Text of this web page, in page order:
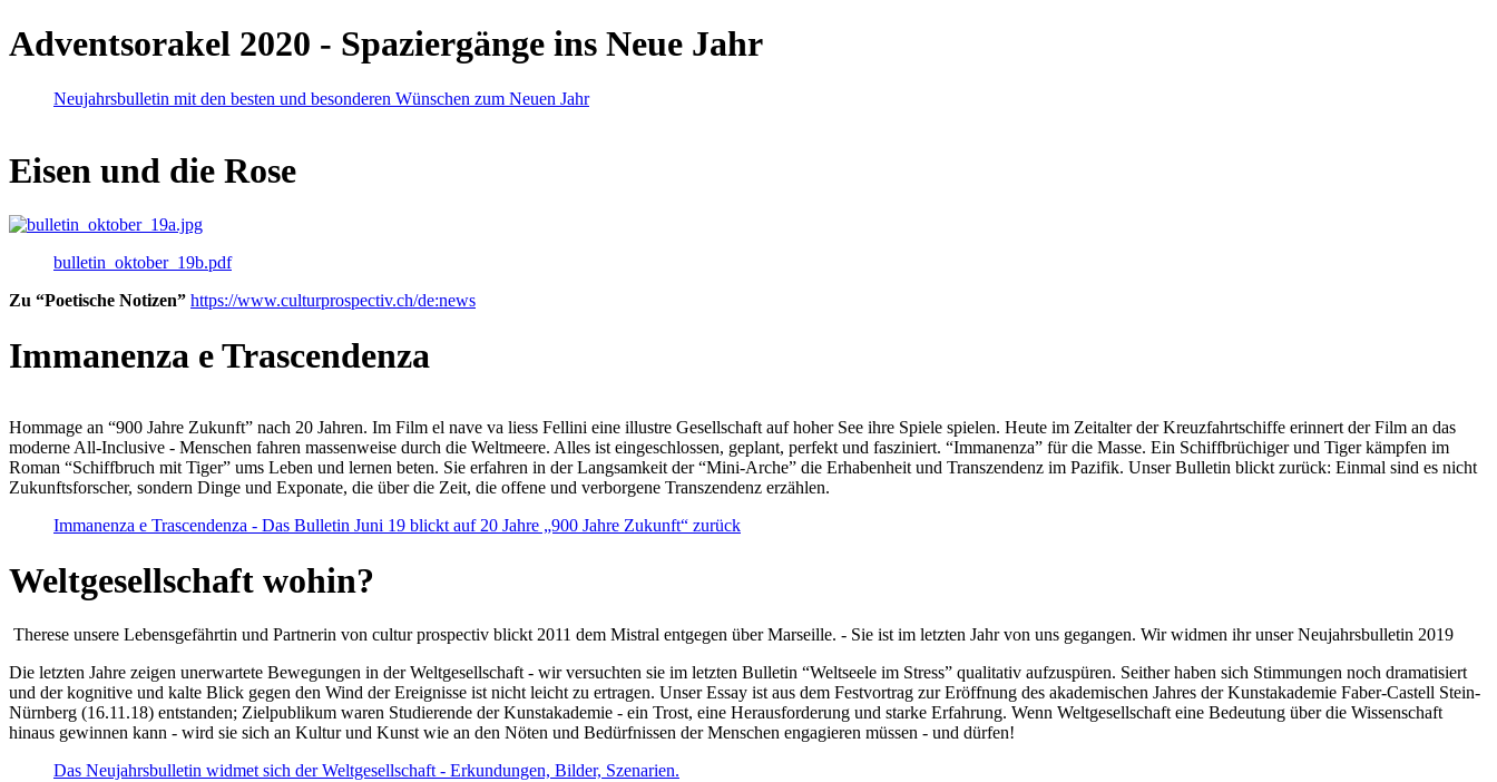
Adventsorakel 2020 - Spaziergänge ins Neue Jahr
Neujahrsbulletin mit den besten und besonderen Wünschen zum Neuen Jahr
Eisen und die Rose
bulletin_oktober_19b.pdf
Zu “Poetische Notizen” https://www.culturprospectiv.ch/de:news
Immanenza e Trascendenza
Hommage an “900 Jahre Zukunft” nach 20 Jahren. Im Film el nave va liess Fellini eine illustre Gesellschaft auf hoher See ihre Spiele spielen. Heute im Zeitalter der Kreuzfahrtschiffe erinnert der Film an das
moderne All-Inclusive - Menschen fahren massenweise durch die Weltmeere. Alles ist eingeschlossen, geplant, perfekt und fasziniert. “Immanenza” für die Masse. Ein Schiffbrüchiger und Tiger kämpfen im
Roman “Schiffbruch mit Tiger” ums Leben und lernen beten. Sie erfahren in der Langsamkeit der “Mini-Arche” die Erhabenheit und Transzendenz im Pazifik. Unser Bulletin blickt zurück: Einmal sind es nicht
Zukunftsforscher, sondern Dinge und Exponate, die über die Zeit, die offene und verborgene Transzendenz erzählen.
Immanenza e Trascendenza - Das Bulletin Juni 19 blickt auf 20 Jahre „900 Jahre Zukunft“ zurück
Weltgesellschaft wohin?
Therese unsere Lebensgefährtin und Partnerin von cultur prospectiv blickt 2011 dem Mistral entgegen über Marseille. - Sie ist im letzten Jahr von uns gegangen. Wir widmen ihr unser Neujahrsbulletin 2019
Die letzten Jahre zeigen unerwartete Bewegungen in der Weltgesellschaft - wir versuchten sie im letzten Bulletin “Weltseele im Stress” qualitativ aufzuspüren. Seither haben sich Stimmungen noch dramatisiert
und der kognitive und kalte Blick gegen den Wind der Ereignisse ist nicht leicht zu ertragen. Unser Essay ist aus dem Festvortrag zur Eröffnung des akademischen Jahres der Kunstakademie Faber-Castell Stein-
Nürnberg (16.11.18) entstanden; Zielpublikum waren Studierende der Kunstakademie - ein Trost, eine Herausforderung und starke Erfahrung. Wenn Weltgesellschaft eine Bedeutung über die Wissenschaft
hinaus gewinnen kann - wird sie sich an Kultur und Kunst wie an den Nöten und Bedürfnissen der Menschen engagieren müssen - und dürfen!
Das Neujahrsbulletin widmet sich der Weltgesellschaft - Erkundungen, Bilder, Szenarien.